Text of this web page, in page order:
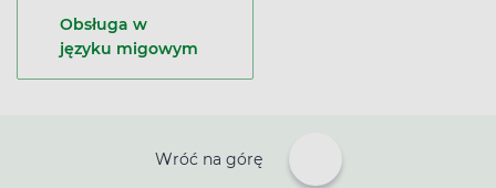
Obsługa w
języku migowym
Wróć na górę